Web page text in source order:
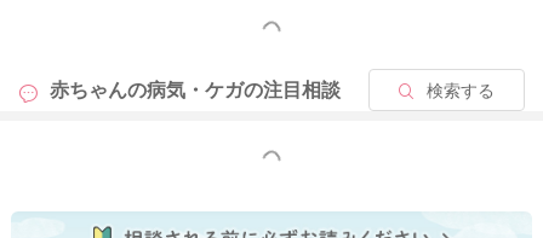
もっと見る
赤ちゃんの病気・ケガの注目相談 検索する
もっと見る